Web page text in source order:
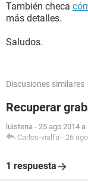
También checa
más detalles.
Saludos.
Discusiones similares
Recuperar
luistena - 25 ago 2014 a
Carlos-vialfa - 26
1 respuesta